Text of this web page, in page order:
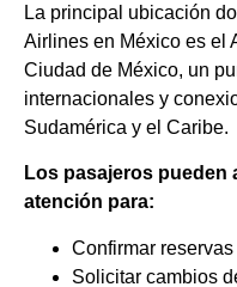
La principal ubicación
Airlines en México es el
Ciudad de México, un
internacionales y
Sudamérica y el Caribe.
Los pasajeros pueden
atención para:
Confirmar
Solicitar cambios